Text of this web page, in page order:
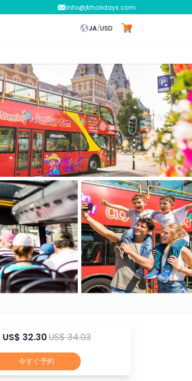
info@jtrholidays.com
JA/USD
US$ 32.30US$ 34.03
今すぐ予約